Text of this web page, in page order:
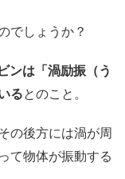
でしょうか？
ンは「渦励振（う
るとのこと。
の後方には渦が周
て物体が振動する